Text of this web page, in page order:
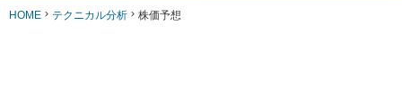
7月29日 日経225シグナル点灯
HOME テクニカル分析 株価予想